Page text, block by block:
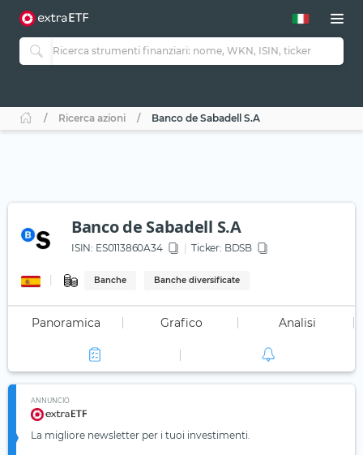
Ricerca azioni Banco de Sabadell S.A
Banco de Sabadell S.A
ISIN: ES0113860A34 Ticker: BDSB
Banche Banche diversificate
Panoramica Grafico Analisi
ANNUNCIO
La migliore newsletter per i tuoi investimenti.